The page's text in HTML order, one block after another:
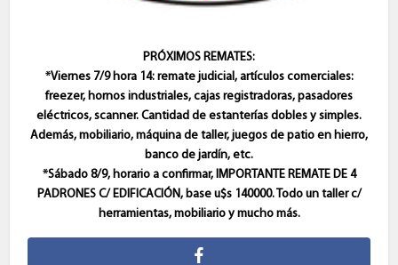
PRÓXIMOS REMATES:
*Viernes 7/9 hora 14: remate judicial, artículos comerciales:
freezer, hornos industriales, cajas registradoras, pasadores
eléctricos, scanner. Cantidad de estanterías dobles y simples.
Además, mobiliario, máquina de taller, juegos de patio en hierro,
banco de jardín, etc.
*Sábado 8/9, horario a confirmar, IMPORTANTE REMATE DE 4
PADRONES C/ EDIFICACIÓN, base u$s 140000. Todo un taller c/
herramientas, mobiliario y mucho más.